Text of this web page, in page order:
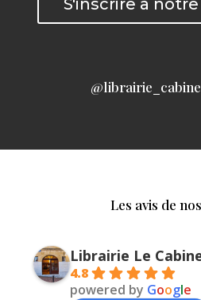
Les avis de
Librairie Le
4.8
powered by Google